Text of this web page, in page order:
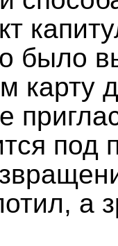
было
карту
а